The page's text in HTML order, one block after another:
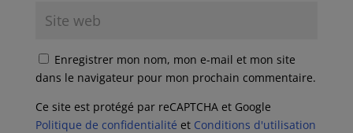
Enregistrer mon nom, mon e-mail et mon site
dans le navigateur pour mon prochain commentaire.
Ce site est protégé par reCAPTCHA et Google
Politique de confidentialité et Conditions d'utilisation